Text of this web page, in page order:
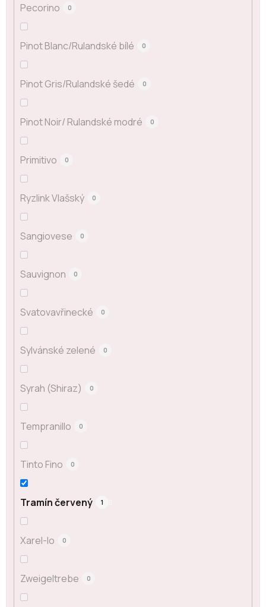
Pecorino 0
Pinot Blanc/Rulandské bílé 0
Pinot Gris/Rulandské šedé 0
Pinot Noir/ Rulandské modré 0
Primitivo 0
Ryzlink Vlašský 0
Sangiovese 0
Sauvignon 0
Svatovavřinecké 0
Sylvánské zelené 0
Syrah (Shiraz) 0
Tempranillo 0
Tinto Fino 0
Tramín červený 1
Xarel-lo 0
Zweigeltrebe 0